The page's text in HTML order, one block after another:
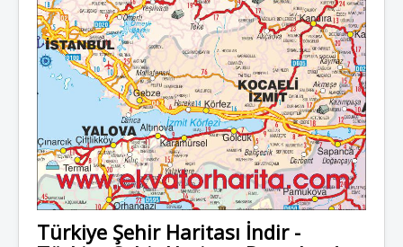
Türkiye Şehir Haritası İndir -